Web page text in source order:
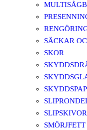
SÄCKAR
SKOR
SLIPSKIVOR
SMÖRJFETT